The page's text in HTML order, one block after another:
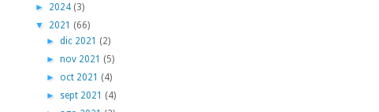
► 2024 (3)
▼ 2021 (66)
►dic 2021 (2)
►nov 2021 (5)
► oct 2021 (4)
► sept 2021 (4)